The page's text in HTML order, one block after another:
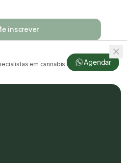
inscrever
em cannabis
Agendar